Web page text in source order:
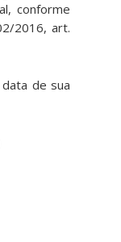
conforme
2016, art.
de sua